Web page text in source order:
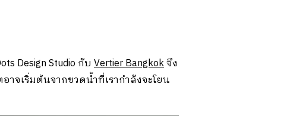
Design Studio กับ Vertier Bangkokจึง
จเริ่มต้นจากขวดน้ำที่เรากำลังจะโยน